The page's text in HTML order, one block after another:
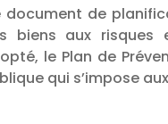
document de
biens aux risques
le Plan de
qui s’impose